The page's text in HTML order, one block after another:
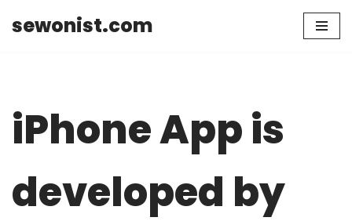
sewonist.com
iPhone App is
developed by